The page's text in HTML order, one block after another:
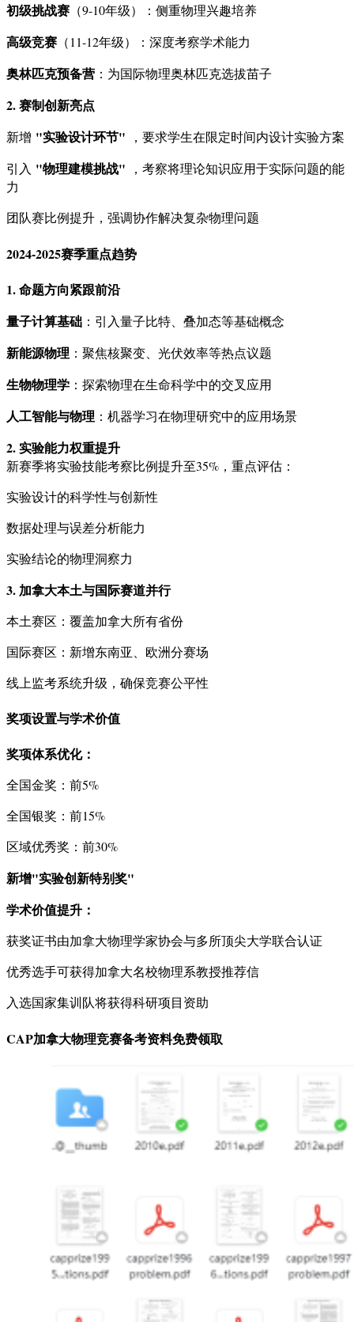
初级挑战赛 （9-10年级）：侧重物理兴趣培养
高级竞赛 （11-12年级）：深度考察学术能力
奥林匹克预备营 ：为国际物理奥林匹克选拔苗子
2. 赛制创新亮点
新增 "实验设计环节" ，要求学生在限定时间内设计实验方案
引入 "物理建模挑战" ，考察将理论知识应用于实际问题的能
力
团队赛比例提升，强调协作解决复杂物理问题
2024-2025赛季重点趋势
1. 命题方向紧跟前沿
量子计算基础 ：引入量子比特、叠加态等基础概念
新能源物理 ：聚焦核聚变、光伏效率等热点议题
生物物理学 ：探索物理在生命科学中的交叉应用
人工智能与物理 ：机器学习在物理研究中的应用场景
2. 实验能力权重提升
新赛季将实验技能考察比例提升至35%，重点评估：
实验设计的科学性与创新性
数据处理与误差分析能力
实验结论的物理洞察力
3. 加拿大本土与国际赛道并行
本土赛区：覆盖加拿大所有省份
国际赛区：新增东南亚、欧洲分赛场
线上监考系统升级，确保竞赛公平性
奖项设置与学术价值
奖项体系优化：
全国金奖：前5%
全国银奖：前15%
区域优秀奖：前30%
新增"实验创新特别奖"
学术价值提升：
获奖证书由加拿大物理学家协会与多所顶尖大学联合认证
优秀选手可获得加拿大名校物理系教授推荐信
入选国家集训队将获得科研项目资助
CAP加拿大物理竞赛备考资料免费领取